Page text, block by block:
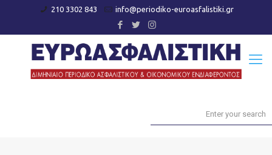
210 3302 843 info@periodiko-euroasfalistiki.gr